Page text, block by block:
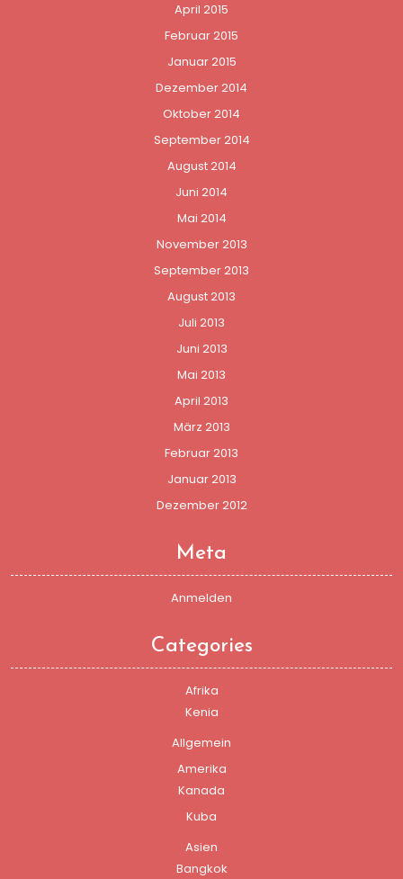
April 2015
Februar 2015
Januar 2015
Dezember 2014
Oktober 2014
September 2014
August 2014
Juni 2014
Mai 2014
November 2013
September 2013
August 2013
Juli 2013
Juni 2013
Mai 2013
April 2013
März 2013
Februar 2013
Januar 2013
Dezember 2012
Meta
Anmelden
Categories
Afrika
Kenia
Allgemein
Amerika
Kanada
Kuba
Asien
Bangkok